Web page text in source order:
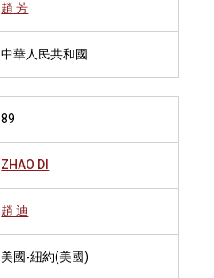
趙 芳
中華人民共和國
89
ZHAO DI
趙 迪
美國-紐約(美國)